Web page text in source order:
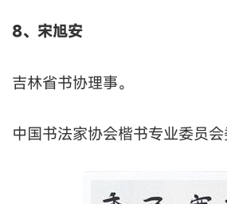
8、宋旭安
吉林省书协理事。
中国书法家协会楷书专业委员会